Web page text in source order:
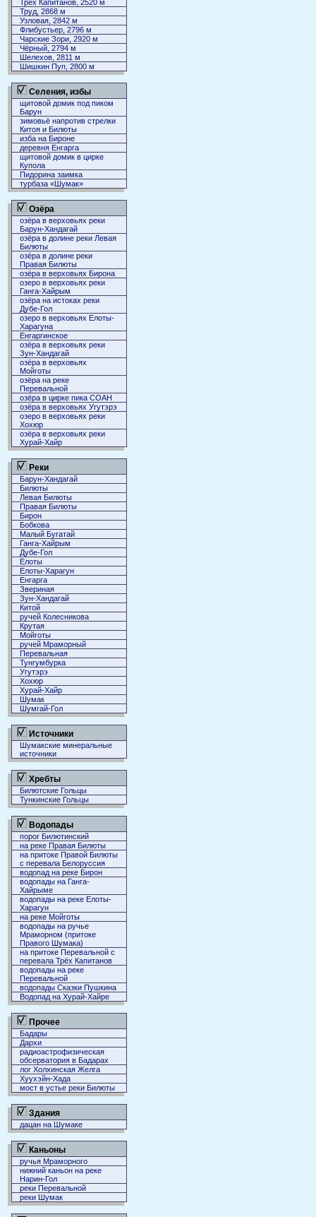
Трёх Капитанов, 2520 м
Труд, 2868 м
Узловая, 2842 м
Флибустьер, 2796 м
Чарские Зори, 2920 м
Чёрный, 2794 м
Шелехов, 2811 м
Шишкин Пуп, 2800 м
Селения, избы
щитовой домик под пиком
Барун
зимовьё напротив стрелки
Китоя и Билюты
изба на Бироне
деревня Енгарга
щитовой домик в цирке
Купола
Пидорина заимка
турбаза «Шумак»
Озёра
озёра в верховьях реки
Барун-Хандагай
озёра в долине реки Левая
Билюты
озёра в долине реки
Правая Билюты
озёра в верховьях Бирона
озеро в верховьях реки
Ганга-Хайрым
озёра на истоках реки
Дубе-Гол
озеро в верховьях Елоты-
Харагуна
Енгаргинское
озёра в верховьях реки
Зун-Хандагай
озёра в верховьях
Мойготы
озёра на реке
Перевальной
озёра в цирке пика СОАН
озёра в верховьях Угутэрэ
озеро в верховьях реки
Хохюр
озёра в верховьях реки
Хурай-Хайр
Реки
Барун-Хандагай
Билюты
Левая Билюты
Правая Билюты
Бирон
Бобкова
Малый Бугатай
Ганга-Хайрым
Дубе-Гол
Елоты
Елоты-Харагун
Енгарга
Звериная
Зун-Хандагай
Китой
ручей Колесникова
Крутая
Мойготы
ручей Мраморный
Перевальная
Тунгумбурка
Угутэрэ
Хохюр
Хурай-Хайр
Шумак
Шумгай-Гол
Источники
Шумакские минеральные
источники
Хребты
Билютские Гольцы
Тункинские Гольцы
Водопады
порог Билютинский
на реке Правая Билюты
на притоке Правой Билюты
с перевала Белоруссия
водопад на реке Бирон
водопады на Ганга-
Хайрыме
водопады на реке Елоты-
Харагун
на реке Мойготы
водопады на ручье
Мраморном (притоке
Правого Шумака)
на притоке Перевальной с
перевала Трёх Капитанов
водопады на реке
Перевальной
водопады Сказки Пушкина
Водопад на Хурай-Хайре
Прочее
Бадары
Дархи
радиоастрофизическая
обсерватория в Бадарах
лог Холхинская Желга
Хуухэйн-Хада
мост в устье реки Билюты
Здания
дацан на Шумаке
Каньоны
ручья Мраморного
нижний каньон на реке
Нарин-Гол
реки Перевальной
реки Шумак